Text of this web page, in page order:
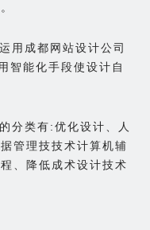
用成都网站设计公司
智能化手段使设计自
分类有:优化设计、人
管理技技术计算机辅
、降低成术设计技术